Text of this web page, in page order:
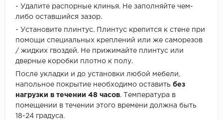
- Удалите распорные клинья. Не заполняйте чем-
либо оставшийся зазор.
- Установите плинтус. Плинтус крепится к стене при
помощи специальных креплений или же саморезов
/ жидких гвоздей. Не прижимайте плинтус или
дверные коробки плотно к полу.
После укладки и до установки любой мебели,
напольное покрытие необходимо оставить без
нагрузки в течении 48 часов. Температура в
помещении в течении этого времени должна быть
18-24 градуса.